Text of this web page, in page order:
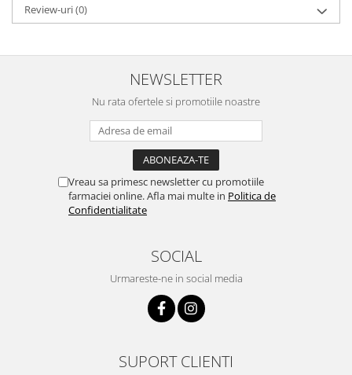
Review-uri(0)
NEWSLETTER
Nu rata ofertele si promotiile noastre
Vreau sa primesc newsletter cu promotiile
farmaciei online. Afla mai multe in Politica de
Confidentialitate
SOCIAL
Urmareste-ne in social media
SUPORT CLIENTI